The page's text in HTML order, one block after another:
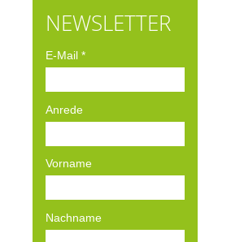
NEWSLETTER
E-Mail*
Anrede
Vorname
Nachname